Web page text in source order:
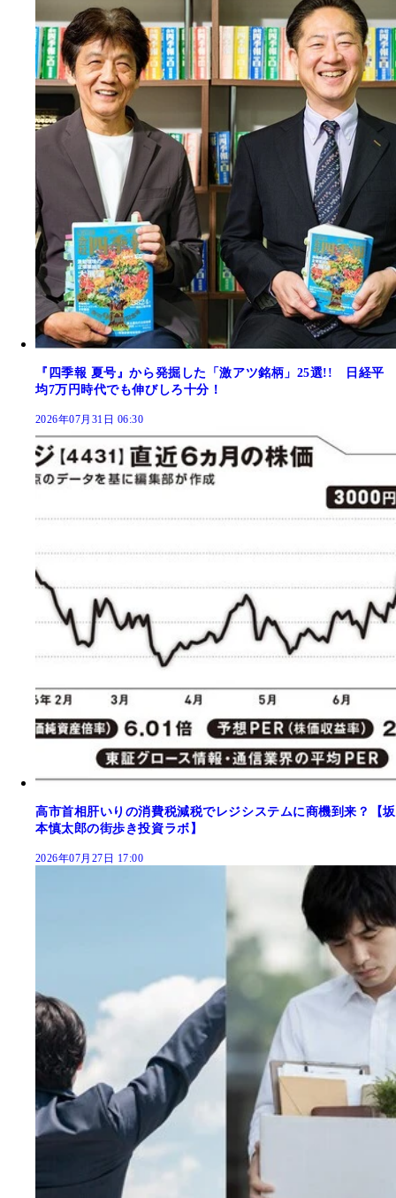
『四季報 夏号』から発掘した「激アツ銘柄」25選!! 日経平
均7万円時代でも伸びしろ十分！
2026年07月31日 06:30
高市首相肝いりの消費税減税でレジシステムに商機到来？【坂
本慎太郎の街歩き投資ラボ】
2026年07月27日 17:00